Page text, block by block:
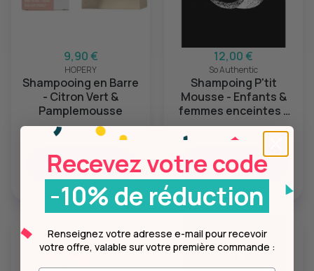
9,90 €
HOPERY
Shampooing en Barre
- Citron Vert &
Pamplemousse
Ajouter
12,00 €
So Authentic
Shampoing P'tit
Mousse - Enfants &
femmes enceintes -
85g
Ajouter
Recevez votre code
-10% de réduction
Renseignez votre adresse e-mail pour recevoir
votre offre, valable sur votre première commande :